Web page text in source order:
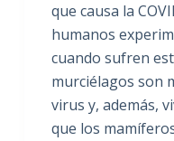
que causa la
humanos
cuando sufren
murciélagos son
virus y, además,
que los